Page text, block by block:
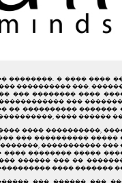
��������. � ���� ����
���������� ���.
��� �������� ����
���
�� ����������
���� ������
���� ����������,
��� ����������
�����������
�������� �����
������ ��� ��
���������� ����